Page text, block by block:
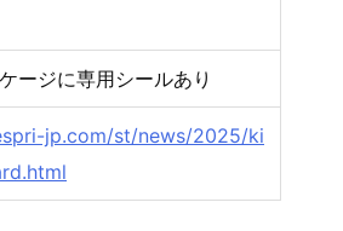
ージに専用シールあり
jp.com/st/news/2025/ki